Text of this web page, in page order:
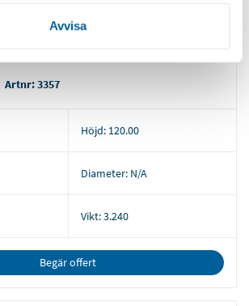
Avvisa
Begär offert
Artnr: 3357
Höjd: 120.00
Diameter: N/A
Vikt:3.240
Begär offert